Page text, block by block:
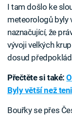
I tam došlo ke
meteorologů byly
naznačující, že
vývoji velkých
dosud
Přečtěte si také:
Byly větší než
Bouřky se přes